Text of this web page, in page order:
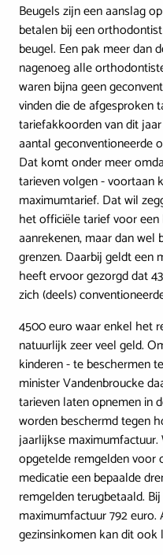
Beugels zijn een aanslag
betalen bij een
beugel. Een pak meer dan
nagenoeg alle
waren bijna geen
vinden die de afgesproken
tariefakkoorden van dit
aantal geconventioneerde
Dat komt onder meer
tarieven volgen - voortaan
maximumtarief. Dat wil
het officiële tarief voor
aanrekenen, maar dan wel
grenzen. Daarbij geldt een
heeft ervoor gezorgd dat
zich (deels)
4500 euro waar enkel het
natuurlijk zeer veel geld.
kinderen - te beschermen
minister Vandenbroucke
tarieven laten opnemen in
worden beschermd tegen
jaarlijkse maximumfactuur.
opgetelde remgelden voor
medicatie een bepaalde
remgelden terugbetaald.
maximumfactuur 792
gezinsinkomen kan dit ook